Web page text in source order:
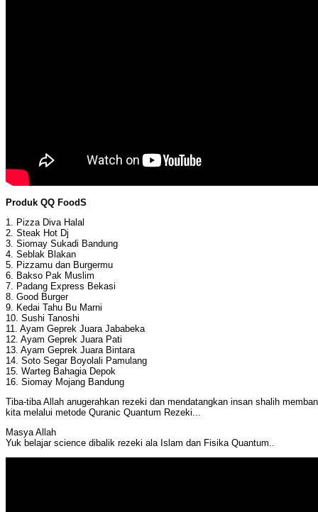
Produk QQ FoodS
1. Pizza Diva Halal
2. Steak Hot Dj
3. Siomay Sukadi Bandung
4. Seblak Blakan
5. Pizzamu dan Burgermu
6. Bakso Pak Muslim
7. Padang Express Bekasi
8. Good Burger
9. Kedai Tahu Bu Marni
10. Sushi Tanoshi
11. Ayam Geprek Juara Jababeka
12. Ayam Geprek Juara Pati
13. Ayam Geprek Juara Bintara
14. Soto Segar Boyolali Pamulang
15. Warteg Bahagia Depok
16. Siomay Mojang Bandung
Tiba-tiba Allah anugerahkan rezeki dan mendatangkan insan shalih
kita melalui metode Quranic Quantum Rezeki...
Masya Allah
Yuk belajar science dibalik rezeki ala Islam dan Fisika Quantum..